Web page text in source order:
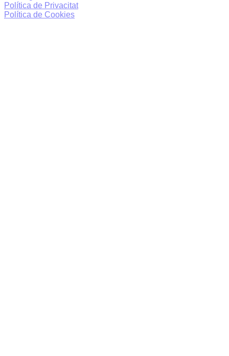
Política de Privacitat
Política de Cookies